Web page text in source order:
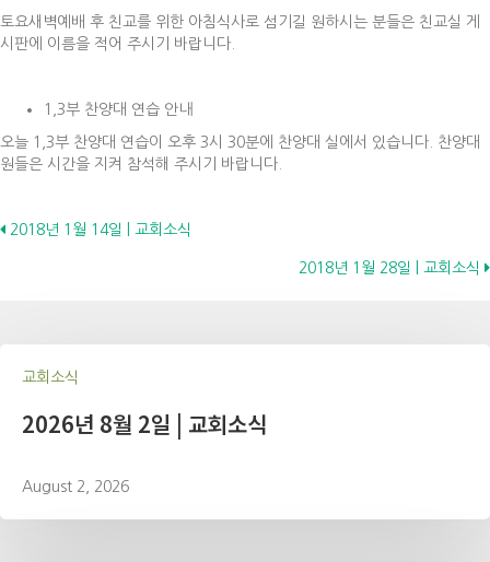
토요새벽예배 후 친교를 위한 아침식사로 섬기길 원하시는 분들은 친교실 게
시판에 이름을 적어 주시기 바랍니다.
1,3부 찬양대 연습 안내
오늘 1,3부 찬양대 연습이 오후 3시 30분에 찬양대 실에서 있습니다. 찬양대
원들은 시간을 지켜 참석해 주시기 바랍니다.
Posts
2018년 1월 14일 | 교회소식
2018년 1월 28일 | 교회소식
교회소식
2026년 8월 2일 | 교회소식
August 2, 2026